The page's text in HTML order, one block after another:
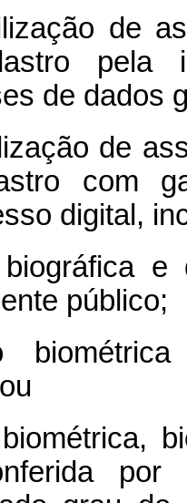
de
pela
de dados
de
com
digital,
e
público;
por